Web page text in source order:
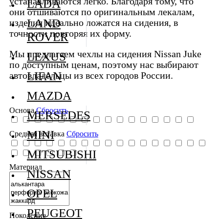
они отшиваются по оригинальным лекалам,
изделия идеально ложатся на сидения, в
точности повторяя их форму.
Мы предлагаем чехлы на сидения Nissan Juke
по доступным ценам, поэтому нас выбирают
автовладельцы из всех городов России.
ОсноваСбросить
Средняя вставка Сбросить
Материал
Поколение
LADA
LAND
ROVER
LEXUS
LIFAN
MAZDA
MERSEDES
MINI
MITSUBISHI
NISSAN
OPEL
PEUGEOT